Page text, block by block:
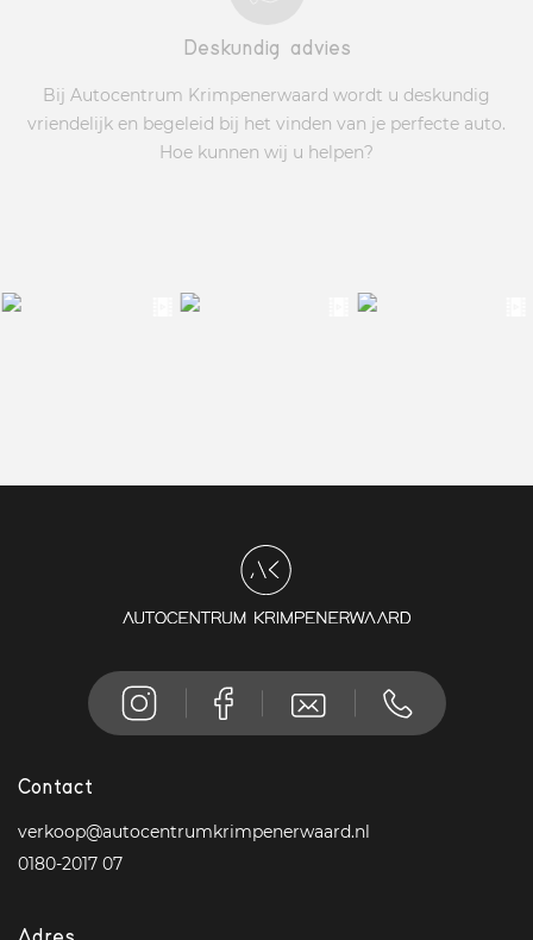
Deskundig advies
Bij Autocentrum Krimpenerwaard wordt u deskundig
vriendelijk en begeleid bij het vinden van je perfecte auto.
Hoe kunnen wij u helpen?
Contact
verkoop@autocentrumkrimpenerwaard.nl
0180-2017 07